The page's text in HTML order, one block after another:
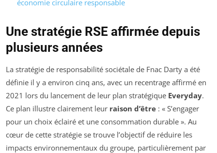
économie circulaire responsable
Une stratégie RSE affirmée depuis
plusieurs années
La stratégie de responsabilité sociétale de Fnac Darty a été
définie il y a environ cinq ans, avec un recentrage affirmé en
2021 lors du lancement de leur plan stratégique Everyday.
Ce plan illustre clairement leur raison d’être : « S’engager
pour un choix éclairé et une consommation durable ». Au
cœur de cette stratégie se trouve l’objectif de réduire les
impacts environnementaux du groupe, particulièrement par